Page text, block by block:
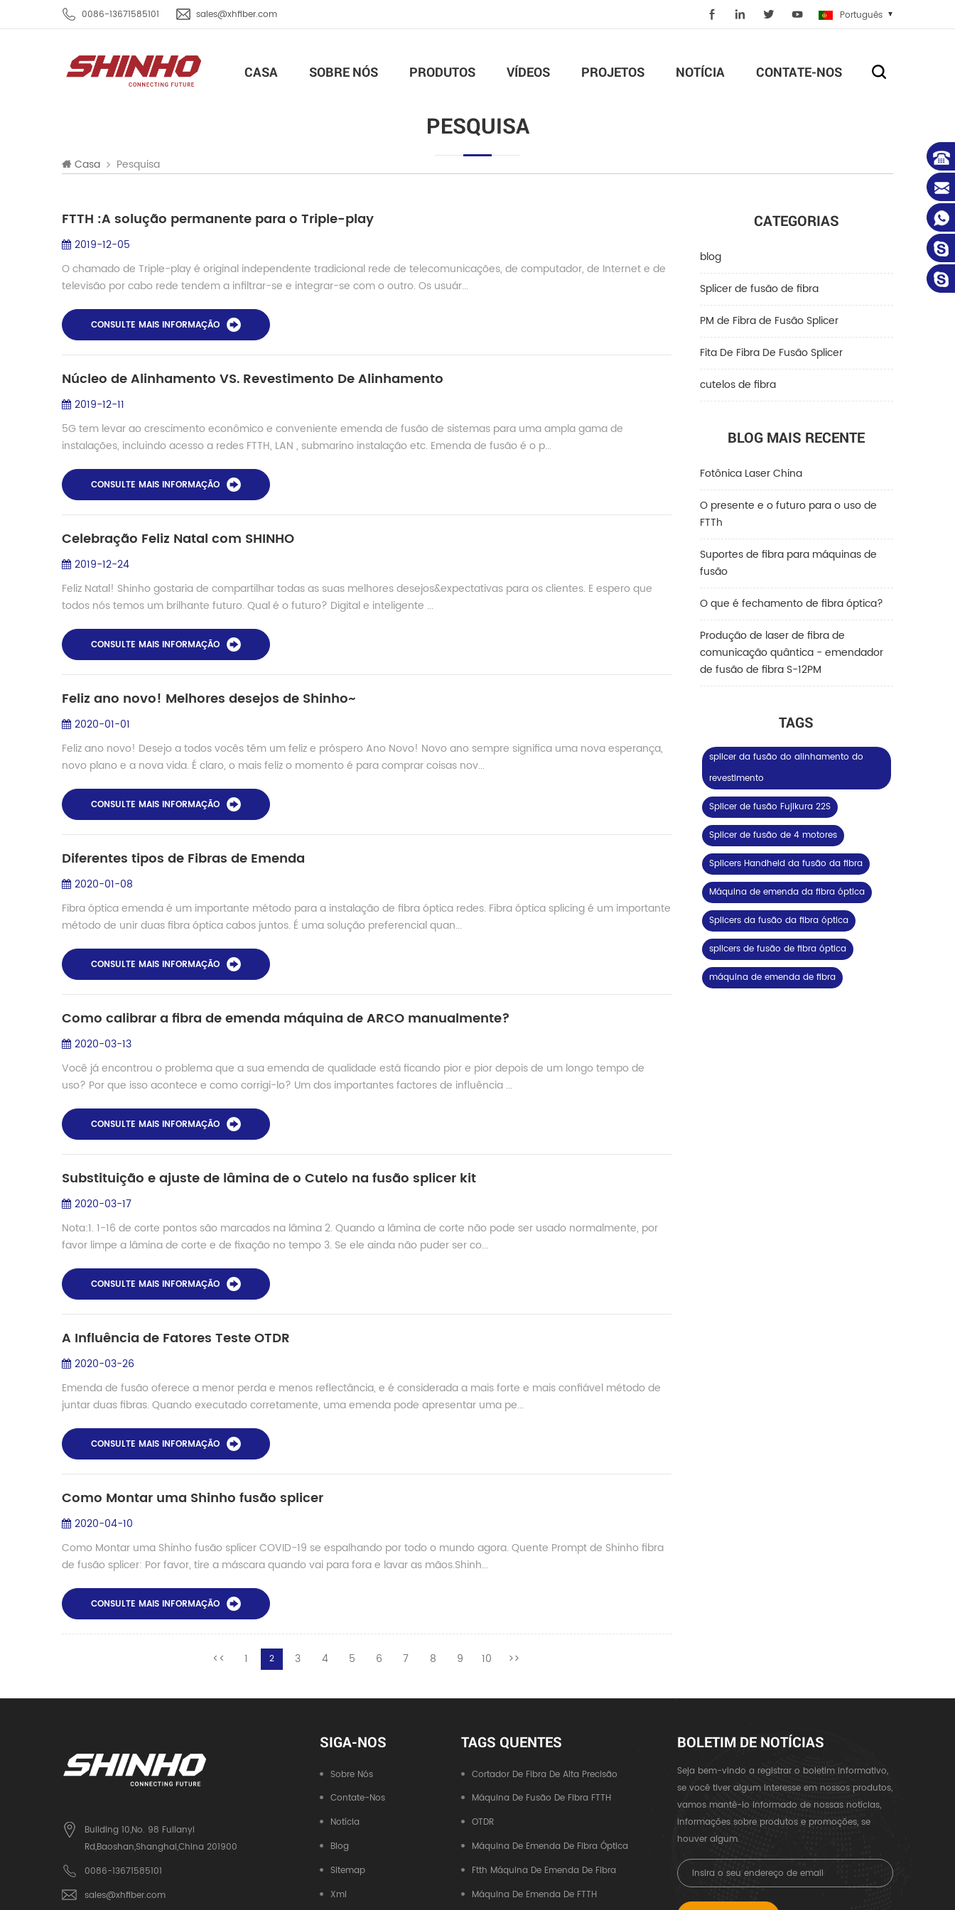
0086-13671585101 sales@xhfiber.com Português
CASA SOBRE NÓS PRODUTOS VÍDEOS PROJETOS NOTÍCIA CONTATE-NOS
PESQUISA
Casa Pesquisa
CATEGORIAS
blog
Splicer de fusão de fibra
PM de Fibra de Fusão Splicer
Fita De Fibra De Fusão Splicer
cutelos de fibra
BLOG MAIS RECENTE
Fotônica Laser China
O presente e o futuro para o uso de
FTTh
Suportes de fibra para máquinas de
fusão
O que é fechamento de fibra óptica?
Produção de laser de fibra de
comunicação quântica - emendador
de fusão de fibra S-12PM
TAGS
splicer da fusão do alinhamento do
revestimento
Splicer de fusão Fujikura 22S
Splicer de fusão de 4 motores
Splicers Handheld da fusão da fibra
Máquina de emenda da fibra óptica
Splicers da fusão da fibra óptica
splicers de fusão de fibra óptica
máquina de emenda de fibra
FTTH :A solução permanente para o Triple-play
2019-12-05
O chamado de Triple-play é original independente tradicional rede de telecomunicações, de computador, de Internet e de
televisão por cabo rede tendem a infiltrar-se e integrar-se com o outro. Os usuár...
CONSULTE MAIS INFORMAÇÃO
Núcleo de Alinhamento VS. Revestimento De Alinhamento
2019-12-11
5G tem levar ao crescimento econômico e conveniente emenda de fusão de sistemas para uma ampla gama de
instalações, incluindo acesso a redes FTTH, LAN , submarino instalação etc. Emenda de fusão é o p...
CONSULTE MAIS INFORMAÇÃO
Celebração Feliz Natal com SHINHO
2019-12-24
Feliz Natal! Shinho gostaria de compartilhar todas as suas melhores desejos&expectativas para os clientes. E espero que
todos nós temos um brilhante futuro. Qual é o futuro? Digital e inteligente ...
CONSULTE MAIS INFORMAÇÃO
Feliz ano novo! Melhores desejos de Shinho~
2020-01-01
Feliz ano novo! Desejo a todos vocês têm um feliz e próspero Ano Novo! Novo ano sempre significa uma nova esperança,
novo plano e a nova vida. É claro, o mais feliz o momento é para comprar coisas nov...
CONSULTE MAIS INFORMAÇÃO
Diferentes tipos de Fibras de Emenda
2020-01-08
Fibra óptica emenda é um importante método para a instalação de fibra óptica redes. Fibra óptica splicing é um importante
método de unir duas fibra óptica cabos juntos. É uma solução preferencial quan...
CONSULTE MAIS INFORMAÇÃO
Como calibrar a fibra de emenda máquina de ARCO manualmente?
2020-03-13
Você já encontrou o problema que a sua emenda de qualidade está ficando pior e pior depois de um longo tempo de
uso? Por que isso acontece e como corrigi-lo? Um dos importantes factores de influência ...
CONSULTE MAIS INFORMAÇÃO
Substituição e ajuste de lâmina de o Cutelo na fusão splicer kit
2020-03-17
Nota:1. 1-16 de corte pontos são marcados na lâmina 2. Quando a lâmina de corte não pode ser usado normalmente, por
favor limpe a lâmina de corte e de fixação no tempo 3. Se ele ainda não puder ser co...
CONSULTE MAIS INFORMAÇÃO
A Influência de Fatores Teste OTDR
2020-03-26
Emenda de fusão oferece a menor perda e menos reflectância, e é considerada a mais forte e mais confiável método de
juntar duas fibras. Quando executado corretamente, uma emenda pode apresentar uma pe...
CONSULTE MAIS INFORMAÇÃO
Como Montar uma Shinho fusão splicer
2020-04-10
Como Montar uma Shinho fusão splicer COVID-19 se espalhando por todo o mundo agora. Quente Prompt de Shinho fibra
de fusão splicer: Por favor, tire a máscara quando vai para fora e lavar as mãos.Shinh...
CONSULTE MAIS INFORMAÇÃO
<< 1 2 3 4 5 6 7 8 9 10 >>
Building 10,No. 98 Fulianyi
Rd,Baoshan,Shanghai,China 201900
0086-13671585101
sales@xhfiber.com
SIGA-NOS
Sobre Nós
Contate-Nos
Notícia
Blog
Sitemap
Xml
TAGS QUENTES
Cortador De Fibra De Alta Precisão
Máquina De Fusão De Fibra FTTH
OTDR
Máquina De Emenda De Fibra Óptica
Ftth Máquina De Emenda De Fibra
Máquina De Emenda De FTTH
BOLETIM DE NOTÍCIAS
Seja bem-vindo a registrar o boletim informativo,
se você tiver algum interesse em nossos produtos,
vamos mantê-lo informado de nossas notícias,
informações sobre produtos e promoções, se
houver algum.